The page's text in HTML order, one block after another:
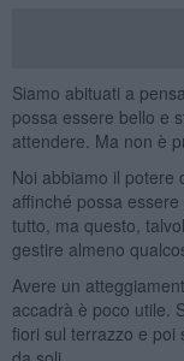
Siamo abituati a
possa essere bello e
attendere. Ma non è
Noi abbiamo il potere
affinché possa
tutto, ma questo,
gestire almeno
Avere un
accadrà è poco utile.
fiori sul terrazzo e poi